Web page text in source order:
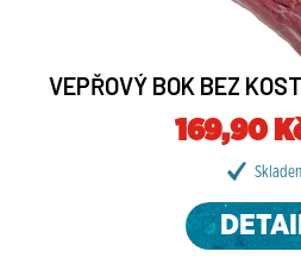
VEPŘOVÝ BOK BEZ
169,90